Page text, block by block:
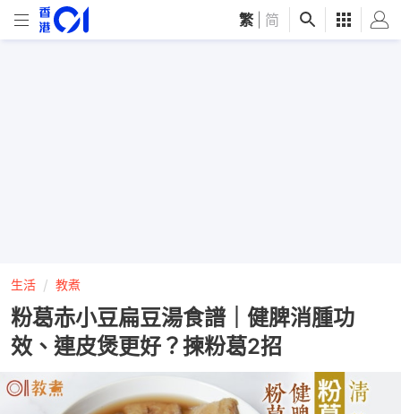
繁 简
生活 教煮
粉葛赤小豆扁豆湯食譜｜健脾消腫功
效、連皮煲更好？揀粉葛2招